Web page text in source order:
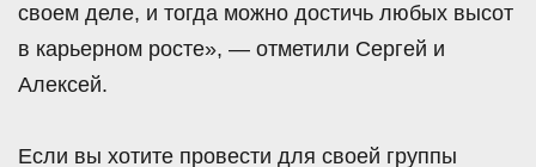
своем деле, и тогда можно достичь любых высот
в карьерном росте», — отметили Сергей и
Алексей.
Если вы хотите провести для своей группы